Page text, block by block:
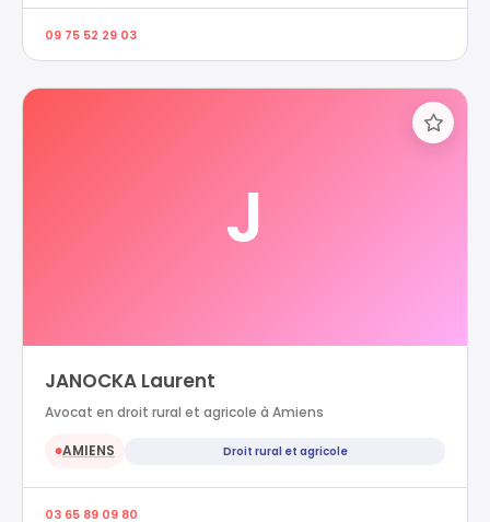
09 75 52 29 03
J
JANOCKA Laurent
Avocat en droit rural et agricole à Amiens
●AMIENS Droit rural et agricole
03 65 89 09 80